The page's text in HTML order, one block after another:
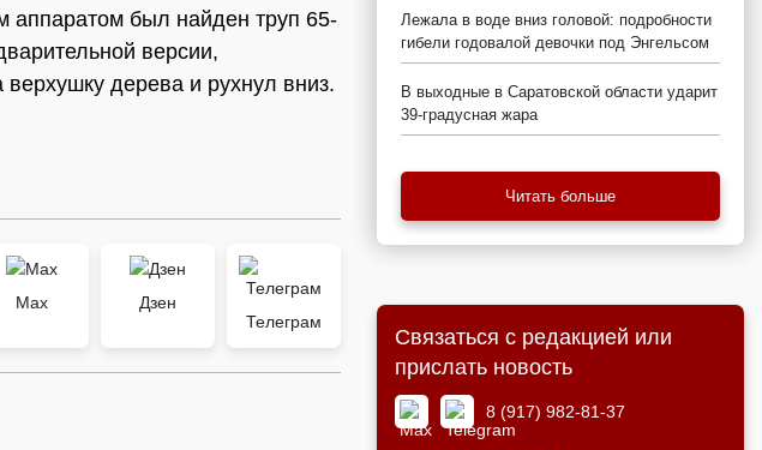
аппаратом был найден труп 65-
версии,
дерева и рухнул вниз.
Max
Дзен
Телеграм
Лежала в воде вниз головой: подробности
гибели годовалой девочки под Энгельсом
В выходные в Саратовской области ударит
39-градусная жара
Читать больше
Связаться с редакцией или
прислать новость
8 (917) 982-81-37